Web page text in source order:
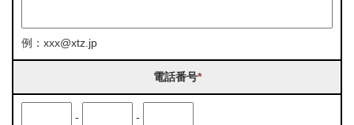
例：xxx@xtz.jp
電話番号*
- -